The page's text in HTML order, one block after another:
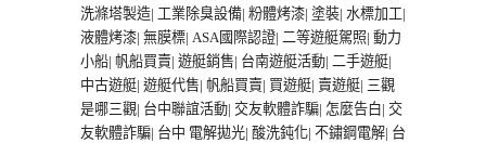
洗滌塔製造| 工業除臭設備| 粉體烤漆| 塗裝| 水標加工|
液體烤漆| 無膜標| ASA國際認證| 二等遊艇駕照| 動力
小船| 帆船買賣| 遊艇銷售| 台南遊艇活動| 二手遊艇|
中古遊艇| 遊艇代售| 帆船買賣| 買遊艇| 賣遊艇| 三觀
是哪三觀| 台中聯誼活動| 交友軟體詐騙| 怎麼告白| 交
友軟體詐騙| 台中 電解拋光| 酸洗鈍化| 不鏽鋼電解| 台